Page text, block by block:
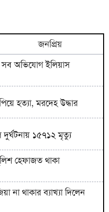
জনপ্রিয়
অভিযোগ ইলিয়াস
হত্যা, মরদেহ উদ্ধার
১৫৭১২ মৃত্যু
হেফাজত থাকা
না থাকার ব্যাখ্যা দিলেন